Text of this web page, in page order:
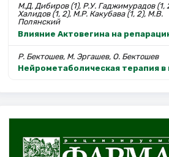
М.Д. Дибиров (1), Р.У. Гаджимурадов (1,
Халидов (1, 2), М.Р. Какубава (1, 2), М.В.
Полянский
Влияние Актовегина на
Р. Бектошев, М. Эргашев, О. Бектошев
Нейрометаболическая терапия